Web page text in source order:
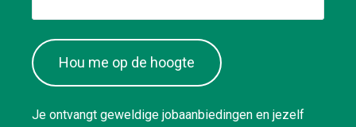
Hou me op de hoogte
Je ontvangt geweldige jobaanbiedingen en jezelf